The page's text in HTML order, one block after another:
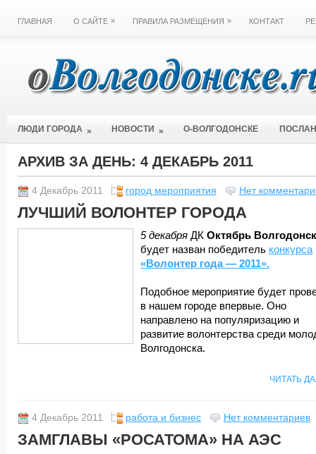
ГЛАВНАЯ О САЙТЕ » ПРАВИЛА РАЗМЕЩЕНИЯ » КОНТАКТ
ЛЮДИ ГОРОДА » НОВОСТИ » О-ВОЛГОДОНСКЕ
АРХИВ ЗА ДЕНЬ: 4 ДЕКАБРЬ 2011
4 Декабрь 2011 город мероприятия Нет
ЛУЧШИЙ ВОЛОНТЕР ГОРОДА
5 декабря ДК Октябрь
будет назван победитель конкурса
«Волонтер года — 2011».
Подобное мероприятие будет
в нашем городе впервые. Оно
направлено на популяризацию и
развитие волонтерства среди
Волгодонска.
ЧИТАТЬ
4 Декабрь 2011 работа и бизнес Нет комментариев
ЗАМГЛАВЫ «РОСАТОМА» НА АЭС